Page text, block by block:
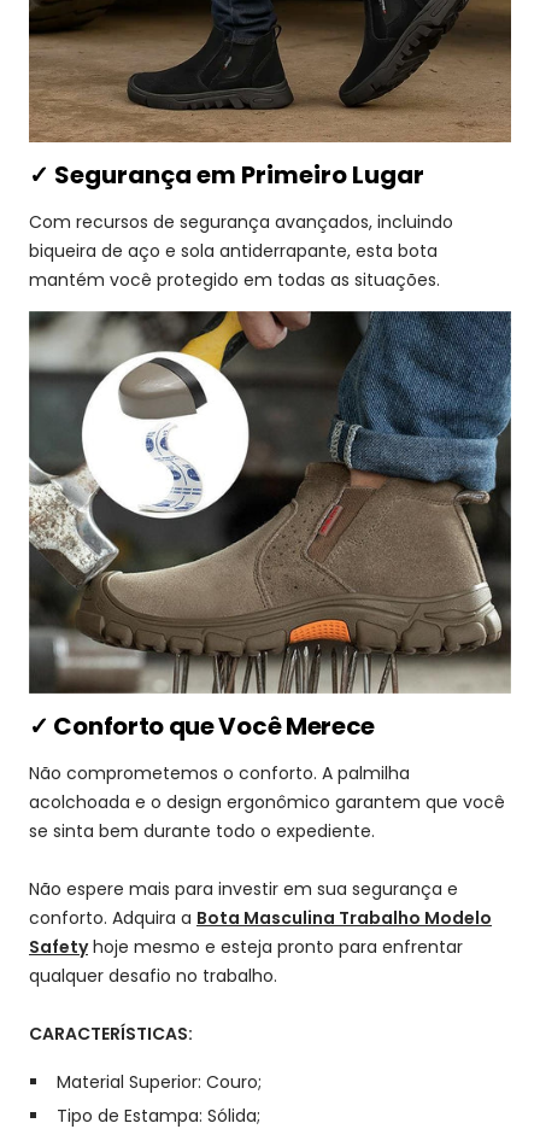
✓ Segurança em Primeiro Lugar
Com recursos de segurança avançados, incluindo
biqueira de aço e sola antiderrapante, esta bota
mantém você protegido em todas as situações.
✓ Conforto que Você Merece
Não comprometemos o conforto. A palmilha
acolchoada e o design ergonômico garantem que você
se sinta bem durante todo o expediente.
Não espere mais para investir em sua segurança e
conforto. Adquira a Bota Masculina Trabalho Modelo
Safetyhoje mesmo e esteja pronto para enfrentar
qualquer desafio no trabalho.
CARACTERÍSTICAS:
Material Superior: Couro;
Tipo de Estampa: Sólida;